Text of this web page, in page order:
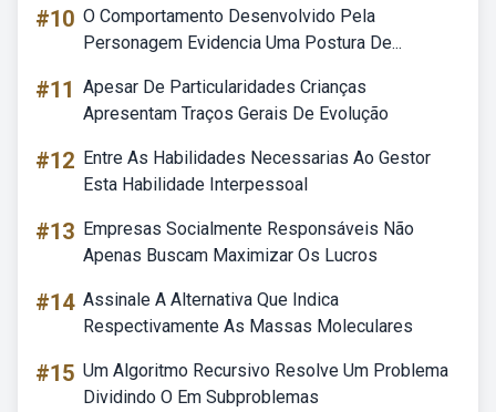
#10 O Comportamento Desenvolvido Pela
Personagem Evidencia Uma Postura De...
#11 Apesar De Particularidades Crianças
Apresentam Traços Gerais De Evolução
#12 Entre As Habilidades Necessarias Ao Gestor
Esta Habilidade Interpessoal
#13 Empresas Socialmente Responsáveis Não
Apenas Buscam Maximizar Os Lucros
#14 Assinale A Alternativa Que Indica
Respectivamente As Massas Moleculares
#15 Um Algoritmo Recursivo Resolve Um Problema
Dividindo O Em Subproblemas